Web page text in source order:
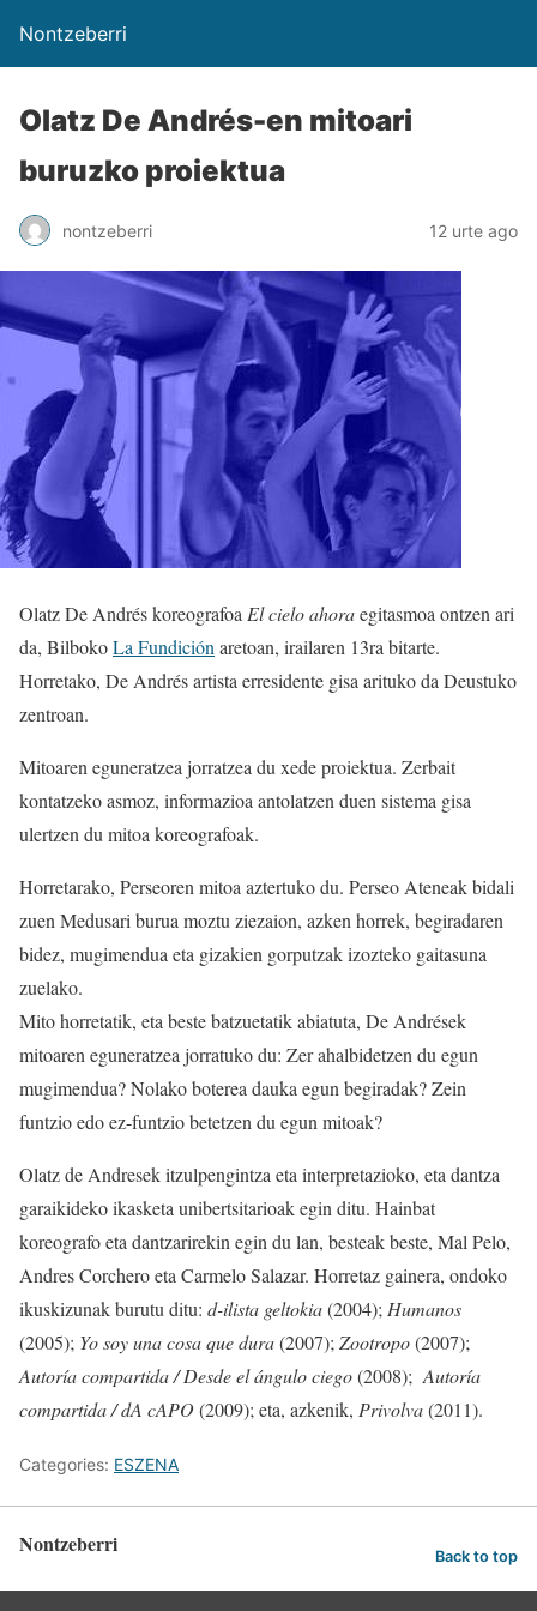
Nontzeberri
Olatz De Andrés-en mitoari
buruzko proiektua
nontzeberri 12 urte ago
Olatz De Andrés koreografoa El cielo ahoraegitasmoa ontzen ari
da, BilbokoLa Fundición aretoan, irailaren 13ra bitarte.
Horretako, De Andrés artista erresidente gisa arituko da Deustuko
zentroan.
Mitoaren eguneratzea jorratzea du xede proiektua. Zerbait
kontatzeko asmoz, informazioa antolatzen duen sistema gisa
ulertzen du mitoa koreografoak.
Horretarako, Perseoren mitoa aztertuko du. Perseo Ateneak bidali
zuen Medusari burua moztu ziezaion, azken horrek, begiradaren
bidez, mugimendua eta gizakien gorputzak izozteko gaitasuna
zuelako.
Mito horretatik, eta beste batzuetatik abiatuta, De Andrések
mitoaren eguneratzea jorratuko du: Zer ahalbidetzen du egun
mugimendua? Nolako boterea dauka egun begiradak? Zein
funtzio edo ez-funtzio betetzen du egun mitoak?
Olatz de Andresek itzulpengintza eta interpretazioko, eta dantza
garaikideko ikasketa unibertsitarioak egin ditu. Hainbat
koreografo eta dantzarirekin egin du lan, besteak beste, Mal Pelo,
Andres Corchero eta Carmelo Salazar. Horretaz gainera, ondoko
ikuskizunak burutu ditu: d-ilista geltokia(2004); Humanos
(2005); Yo soy una cosa que dura(2007); Zootropo(2007);
Autoría compartida / Desde el ángulo ciego(2008); Autoría
compartida / dA cAPO(2009); eta, azkenik, Privolva(2011).
Categories: ESZENA
Nontzeberri Back to top